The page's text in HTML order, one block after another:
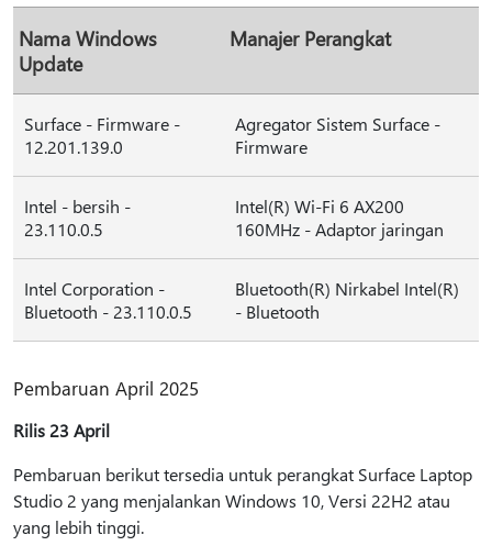
Nama Windows
Update
Manajer Perangkat
Surface - Firmware -
12.201.139.0
Agregator Sistem Surface -
Firmware
Intel - bersih -
23.110.0.5
Intel(R) Wi-Fi 6 AX200
160MHz - Adaptor jaringan
Intel Corporation -
Bluetooth - 23.110.0.5
Bluetooth(R) Nirkabel Intel(R)
- Bluetooth
Pembaruan April 2025
Rilis 23 April
Pembaruan berikut tersedia untuk perangkat Surface Laptop
Studio 2 yang menjalankan Windows 10, Versi 22H2 atau
yang lebih tinggi.